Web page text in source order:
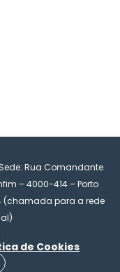
Rua Comandante
– 4000-414 – Porto
(chamada para a rede
de Cookies